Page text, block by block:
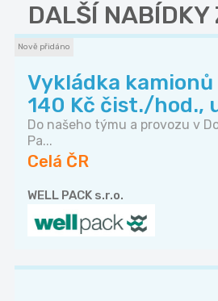
DALŠÍ NABÍDKY
Nově přidáno
Vykládka
140 Kč čist./hod.,
Do našeho týmu a provozu v
Pa...
Celá ČR
WELL PACK s.r.o.